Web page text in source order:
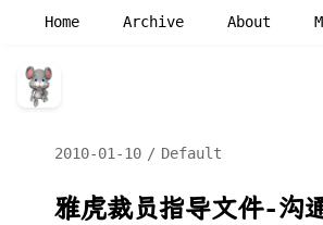
Home Archive About
2010-01-10 Default
雅虎裁员指导文件-沟